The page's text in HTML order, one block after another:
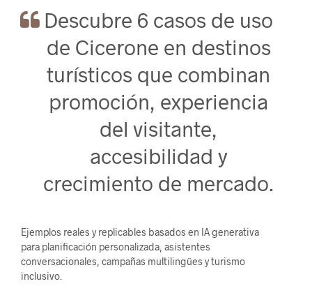
Descubre 6 casos de uso
de Cicerone en destinos
turísticos que combinan
promoción, experiencia
del visitante,
accesibilidad y
crecimiento de mercado.
Ejemplos reales y replicables basados en IA generativa
para planificación personalizada, asistentes
conversacionales, campañas multilingües y turismo
inclusivo.